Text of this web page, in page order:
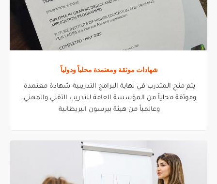
شهادات موثقة ومعتمدة محلياً ودولياً
يتم منح المتدرب في نهاية البرامج التدريبية شهادة معتمدة
وموثقة محلياً من المؤسسة العامة للتدريب التقني والمهني،
وعالمياً من هيئة بيرسون البريطانية